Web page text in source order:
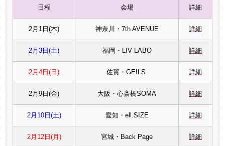
日程 会場 詳細
2月1日(木) 神奈川・7th AVENUE 詳細
2月3日(土) 福岡・LIV LABO 詳細
2月4日(日) 佐賀・GEILS 詳細
2月9日(金) 大阪・心斎橋SOMA 詳細
2月10日(土) 愛知・ell.SIZE 詳細
2月12日(月) 宮城・Back Page 詳細